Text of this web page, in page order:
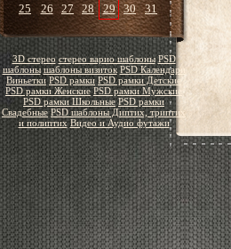
25
26 27 28 29 30 31
3D стерео стерео варио шаблоны PSD
шаблоны шаблоны визиток PSD Календари
Виньетки PSD рамки PSD рамки Детские
PSD рамки Женские PSD рамки Мужские
PSD рамки Школьные PSD рамки
Свадебные PSD шаблоны Диптих, триптих
и полиптих Видео и Аудио футажи